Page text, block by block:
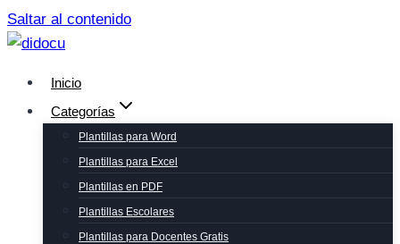
Saltar al contenido
Inicio
Categorías
Plantillas para Word
Plantillas para Excel
Plantillas en PDF
Plantillas Escolares
Plantillas para Docentes Gratis